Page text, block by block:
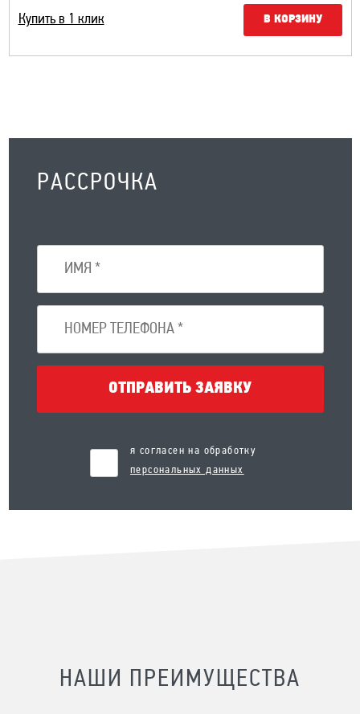
Купить в 1 клик В КОРЗИНУ
РАССРОЧКА
ОТПРАВИТЬ ЗАЯВКУ
я согласен на обработку
персональных данных
НАШИ ПРЕИМУЩЕСТВА